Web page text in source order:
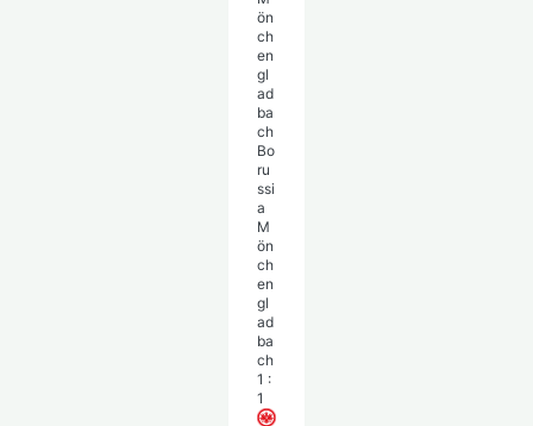
Bo
ru
ssi
a
M
ön
ch
en
gl
ad
ba
ch
1 :
1